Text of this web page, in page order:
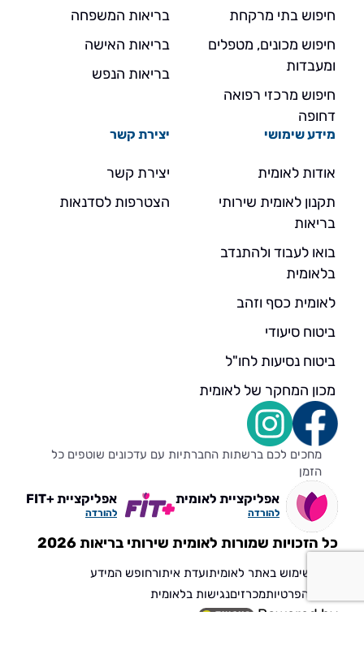
חיפוש בתי מרקחת
חיפוש מכונים, מטפלים
ומעבדות
חיפוש מרכזי רפואה
דחופה
בריאות המשפחה
בריאות האישה
בריאות הנפש
מידע שימושי
אודות לאומית
תקנון לאומית שירותי
בריאות
בואו לעבוד ולהתנדב
בלאומית
לאומית כסף וזהב
ביטוח סיעודי
ביטוח נסיעות לחו"ל
מכון המחקר של לאומית
יצירת קשר
יצירת קשר
הצטרפות לסדנאות
מחכים לכם ברשתות החברתיות עם עדכונים שוטפים כל
הזמן
אפליקציית לאומית
להורדה
אפליקציית +FIT
להורדה
כל הזכויות שמורות לאומית שירותי בריאות 2026
תנאי שימוש באתר לאומיתועדת איתורחופש המידע
הגנת הפרטיותמכרזיםנגישות בלאומית
Powered by